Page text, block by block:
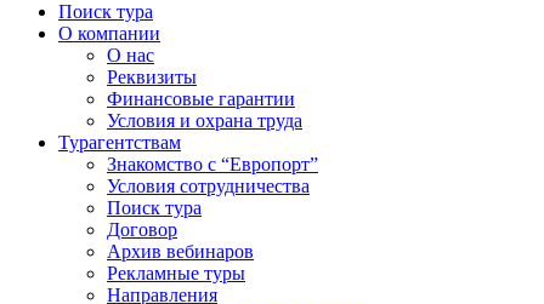
Поиск тура
О компании
О нас
Реквизиты
Финансовые гарантии
Условия и охрана труда
Турагентствам
Знакомство с “Европорт”
Условия сотрудничества
Поиск тура
Договор
Архив вебинаров
Рекламные туры
Направления